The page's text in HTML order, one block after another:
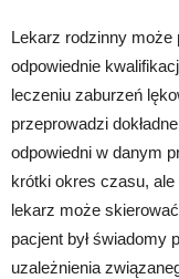
Lekarz rodzinny może
odpowiednie
leczeniu zaburzeń
przeprowadzi
odpowiedni w danym
krótki okres czasu, ale
lekarz może
pacjent był świadomy
uzależnienia